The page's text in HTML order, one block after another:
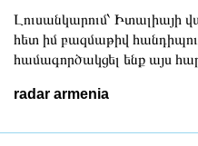
Լուսանկարում՝ Իտալիայի
հետ իմ բազմաթիվ
համագործակցել ենք այս
radar armenia